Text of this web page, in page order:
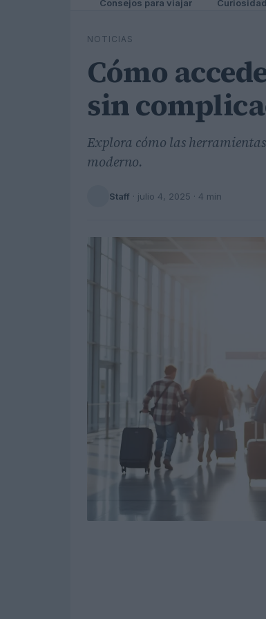
Consejos para viajar
NOTICIAS
Cómo
sin
Explora cómo las
moderno.
Staff · julio 4, 2025 · 4 min